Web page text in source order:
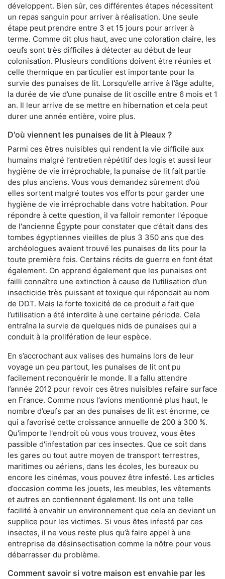
développent. Bien sûr, ces différentes étapes nécessitent
un repas sanguin pour arriver à réalisation. Une seule
étape peut prendre entre 3 et 15 jours pour arriver à
terme. Comme dit plus haut, avec une coloration claire, les
oeufs sont très difficiles à détecter au début de leur
colonisation. Plusieurs conditions doivent être réunies et
celle thermique en particulier est importante pour la
survie des punaises de lit. Lorsqu’elle arrive à l’âge adulte,
la durée de vie d’une punaise de lit oscille entre 6 mois et 1
an. Il leur arrive de se mettre en hibernation et cela peut
durer une année entière, voire plus.
D'où viennent les punaises de lit à Pleaux ?
Parmi ces êtres nuisibles qui rendent la vie difficile aux
humains malgré l’entretien répétitif des logis et aussi leur
hygiène de vie irréprochable, la punaise de lit fait partie
des plus anciens. Vous vous demandez sûrement d’où
elles sortent malgré toutes vos efforts pour garder une
hygiène de vie irréprochable dans votre habitation. Pour
répondre à cette question, il va falloir remonter l'époque
de l'ancienne Égypte pour constater que c’était dans des
tombes égyptiennes vieilles de plus 3 350 ans que des
archéologues avaient trouvé les punaises de lits pour la
toute première fois. Certains récits de guerre en font état
également. On apprend également que les punaises ont
failli connaître une extinction à cause de l’utilisation d’un
insecticide très puissant et toxique qui répondait au nom
de DDT. Mais la forte toxicité de ce produit a fait que
l’utilisation a été interdite à une certaine période. Cela
entraîna la survie de quelques nids de punaises qui a
conduit à la prolifération de leur espèce.
En s’accrochant aux valises des humains lors de leur
voyage un peu partout, les punaises de lit ont pu
facilement reconquérir le monde. Il a fallu attendre
l’année 2012 pour revoir ces êtres nuisibles refaire surface
en France. Comme nous l’avions mentionné plus haut, le
nombre d’œufs par an des punaises de lit est énorme, ce
qui a favorisé cette croissance annuelle de 200 à 300 %.
Qu'importe l'endroit où vous vous trouvez, vous êtes
passible d'infestation par ces insectes. Que ce soit dans
les gares ou tout autre moyen de transport terrestres,
maritimes ou aériens, dans les écoles, les bureaux ou
encore les cinémas, vous pouvez être infesté. Les articles
d’occasion comme les jouets, les meubles, les vêtements
et autres en contiennent également. Ils ont une telle
facilité à envahir un environnement que cela en devient un
supplice pour les victimes. Si vous êtes infesté par ces
insectes, il ne vous reste plus qu’à faire appel à une
entreprise de désinsectisation comme la nôtre pour vous
débarrasser du problème.
Comment savoir si votre maison est envahie par les